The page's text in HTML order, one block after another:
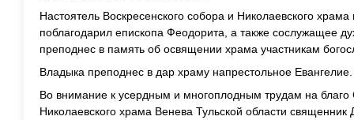
Настоятель Воскресенского собора и Николаевского
поблагодарил епископа Феодорита, а также сослужащее
преподнес в память об освящении храма участникам
Владыка преподнес в дар храму напрестольное Евангелие.
Во внимание к усердным и многоплодным трудам на благо
Николаевского храма Венева Тульской области